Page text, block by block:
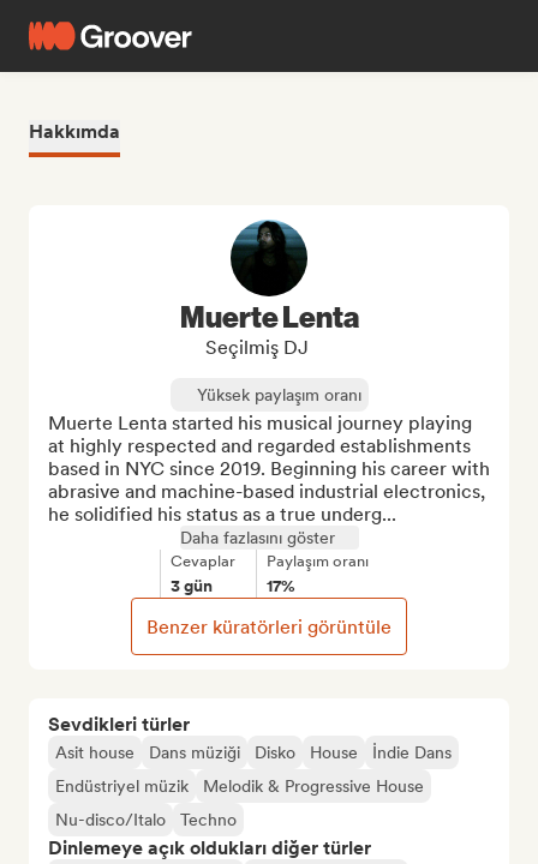
Hakkımda
Sevdikleri türler
Asit house Dans müziği Disko House
İndie Dans
Endüstriyel müzik
Melodik & Progressive House
Nu-disco/Italo
Techno
Dinlemeye açık oldukları diğer türler
Muerte Lenta
Seçilmiş DJ
Yüksek paylaşım oranı
Muerte Lenta started his musical journey playing
at highly respected and regarded establishments
based in NYC since 2019. Beginning his career with
abrasive and machine-based industrial electronics,
he solidified his status as a true underg...
Daha fazlasını göster
Cevaplar
3 gün
Paylaşım oranı
17%
Benzer küratörleri görüntüle